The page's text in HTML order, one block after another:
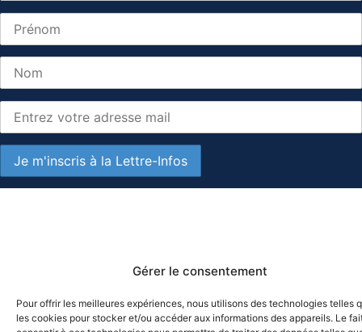
Gérer le consentement
Pour offrir les meilleures expériences, nous utilisons des technologies telles
les cookies pour stocker et/ou accéder aux informations des appareils. Le